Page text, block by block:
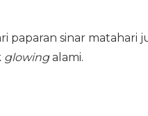
paparan sinar matahari
glowingalami.